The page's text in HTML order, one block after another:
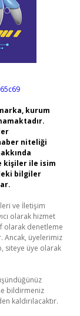
kurum
niteliği
kişiler ile isim
bilgiler
ve İletişim
olarak hizmet
olarak denetleme
Ancak, üyelerimiz
siteye üye olarak
bildirmeniz
kaldırılacaktır.